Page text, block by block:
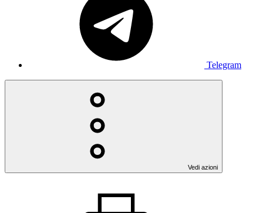
Telegram
Vedi azioni